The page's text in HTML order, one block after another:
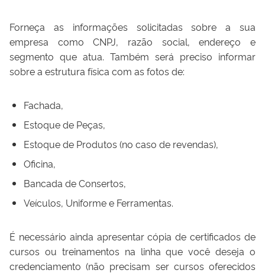
Forneça as informações solicitadas sobre a sua
empresa como CNPJ, razão social, endereço e
segmento que atua. Também será preciso informar
sobre a estrutura física com as fotos de:
Fachada,
Estoque de Peças,
Estoque de Produtos (no caso de revendas),
Oficina,
Bancada de Consertos,
Veículos, Uniforme e Ferramentas.
É necessário ainda apresentar cópia de certificados de
cursos ou treinamentos na linha que você deseja o
credenciamento (não precisam ser cursos oferecidos